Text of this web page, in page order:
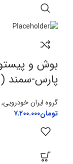
پارس-سمند (XU7) SUNEX سانکس
گروه ایران خودرویی,
تومان۷.۲۰۰.۰۰۰